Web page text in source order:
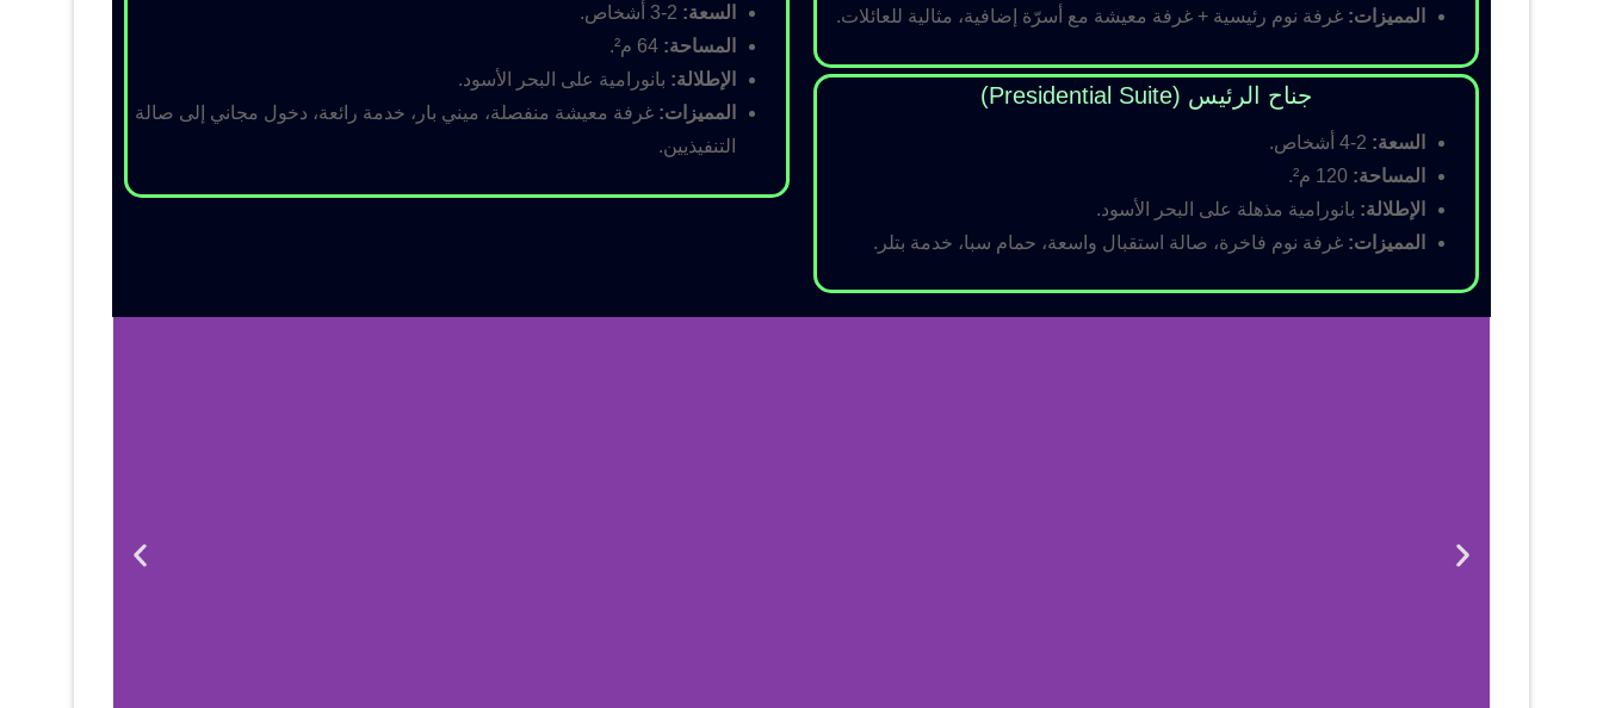
المميزات: غرفة نوم رئيسية + غرفة معيشة مع أسرّة إضافية، مثالية للعائلات.
جناح الرئيس (Presidential Suite)
السعة:
المساحة:
الإطلالة: بانورامية مذهلة على البحر الأسود.
المميزات: غرفة نوم فاخرة، صالة استقبال واسعة، حمام سبا، خدمة بتلر.
السعة:
المساحة:
الإطلالة: بانورامية على البحر الأسود.
المميزات: غرفة معيشة منفصلة، ميني بار، خدمة رائعة، دخول مجاني إلى صالة
التنفيذيين.